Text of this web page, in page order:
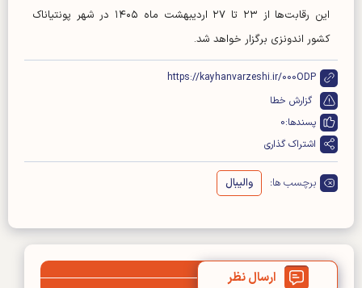
این رقابت‌ها از ۲۳ تا ۲۷ اردیبهشت ماه ۱۴۰۵ در شهر پونتیاناک
کشور اندونزی برگزار خواهد شد.
https://kayhanvarzeshi.ir/000ODP
گزارش خطا
پسندها:0
اشتراک گذاری
برچسب ها: والیبال
ارسال نظر